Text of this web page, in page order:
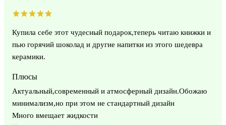
Купила себе этот чудесный подарок,теперь читаю книжки и
пью горячий шоколад и другие напитки из этого шедевра
керамики.
Плюсы
Актуальный,современный и атмосферный дизайн.Обожаю
минимализм,но при этом не стандартный дизайн
Много вмещает жидкости